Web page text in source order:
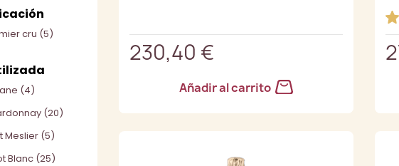
cru (5)
(4)
(20)
Meslier (5)
Blanc (25)
230,40 €
Añadir al carrito